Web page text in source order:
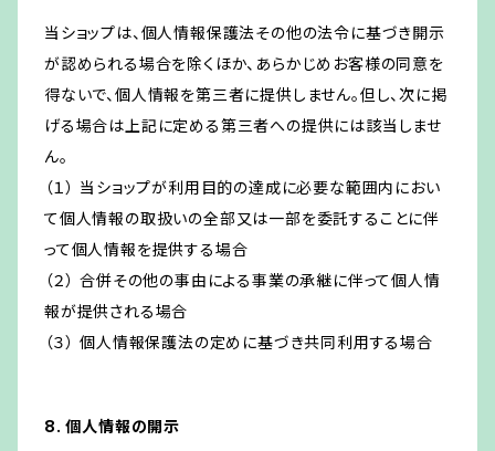
当ショップは、個人情報保護法その他の法令に基づき開示
が認められる場合を除くほか、あらかじめお客様の同意を
得ないで、個人情報を第三者に提供しません。但し、次に掲
げる場合は上記に定める第三者への提供には該当しませ
ん。
（１） 当ショップが利用目的の達成に必要な範囲内におい
て個人情報の取扱いの全部又は一部を委託することに伴
って個人情報を提供する場合
（２） 合併その他の事由による事業の承継に伴って個人情
報が提供される場合
（３） 個人情報保護法の定めに基づき共同利用する場合
8. 個人情報の開示